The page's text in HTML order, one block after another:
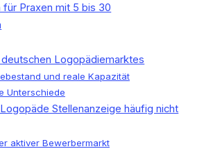
für Praxen mit 5 bis 30
Logopädiemarktes
und reale Kapazität
Unterschiede
Stellenanzeige häufig nicht
aktiver Bewerbermarkt